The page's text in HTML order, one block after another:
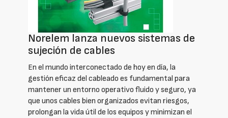
Norelem lanza nuevos sistemas de
sujeción de cables
En el mundo interconectado de hoy en día, la
gestión eficaz del cableado es fundamental para
mantener un entorno operativo fluido y seguro, ya
que unos cables bien organizados evitan riesgos,
prolongan la vida útil de los equipos y minimizan el